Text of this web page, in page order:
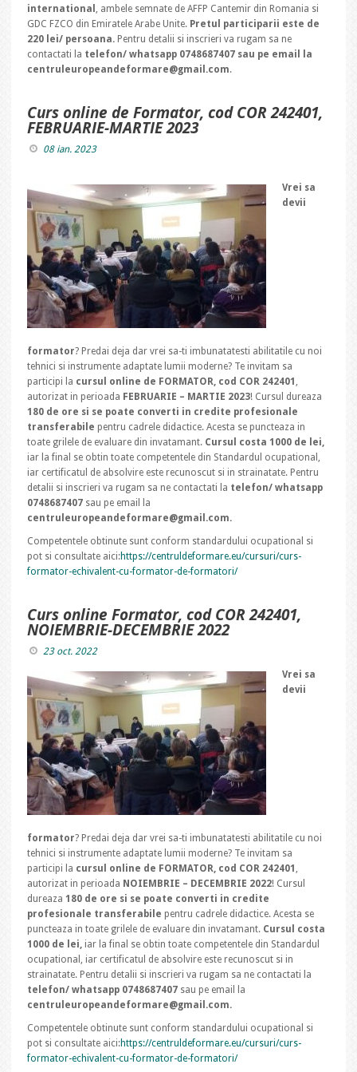
international , ambele semnate de AFFP Cantemir din Romania si
GDC FZCO din Emiratele Arabe Unite. Pretul participarii este de
220 lei/ persoana. Pentru detalii si inscrieri va rugam sa ne
contactati la telefon/ whatsapp 0748687407 sau pe email la
centruleuropeandeformare@gmail.com.
Curs online de Formator, cod COR 242401,
FEBRUARIE-MARTIE 2023
08 ian. 2023
Vrei sa
devii
formator? Predai deja dar vrei sa-ti imbunatatesti abilitatile cu noi
tehnici si instrumente adaptate lumii moderne? Te invitam sa
participi la cursul online de FORMATOR, cod COR 242401 ,
autorizat in perioada FEBRUARIE – MARTIE 2023! Cursul dureaza
180 de ore si se poate converti in credite profesionale
transferabile pentru cadrele didactice. Acesta se puncteaza in
toate grilele de evaluare din invatamant. Cursul costa 1000 de lei,
iar la final se obtin toate competentele din Standardul ocupational,
iar certificatul de absolvire este recunoscut si in strainatate. Pentru
detalii si inscrieri va rugam sa ne contactati la telefon/ whatsapp
0748687407 sau pe email la
centruleuropeandeformare@gmail.com.
Competentele obtinute sunt conform standardului ocupational si
pot si consultate aici:https://centruldeformare.eu/cursuri/curs-
formator-echivalent-cu-formator-de-formatori/
Curs online Formator, cod COR 242401,
NOIEMBRIE-DECEMBRIE 2022
23 oct. 2022
Vrei sa
devii
formator? Predai deja dar vrei sa-ti imbunatatesti abilitatile cu noi
tehnici si instrumente adaptate lumii moderne? Te invitam sa
participi la cursul online de FORMATOR, cod COR 242401 ,
autorizat in perioada NOIEMBRIE – DECEMBRIE 2022! Cursul
dureaza 180 de ore si se poate converti in credite
profesionale transferabile pentru cadrele didactice. Acesta se
puncteaza in toate grilele de evaluare din invatamant. Cursul costa
1000 de lei, iar la final se obtin toate competentele din Standardul
ocupational, iar certificatul de absolvire este recunoscut si in
strainatate. Pentru detalii si inscrieri va rugam sa ne contactati la
telefon/ whatsapp 0748687407 sau pe email la
centruleuropeandeformare@gmail.com.
Competentele obtinute sunt conform standardului ocupational si
pot si consultate aici:https://centruldeformare.eu/cursuri/curs-
formator-echivalent-cu-formator-de-formatori/